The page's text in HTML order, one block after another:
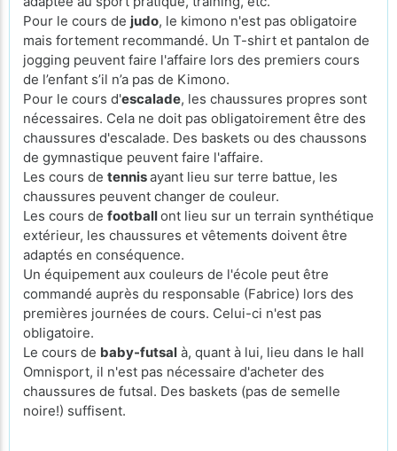
Pour le cours de judo, le kimono n'est pas obligatoire
mais fortement recommandé. Un T-shirt et pantalon de
jogging peuvent faire l'affaire lors des premiers cours
de l’enfant s’il n’a pas de Kimono.
Pour le cours d'escalade, les chaussures propres sont
nécessaires. Cela ne doit pas obligatoirement être des
chaussures d'escalade. Des baskets ou des chaussons
de gymnastique peuvent faire l'affaire.
Les cours de tennisayant lieu sur terre battue, les
chaussures peuvent changer de couleur.
Les cours de footballont lieu sur un terrain synthétique
extérieur, les chaussures et vêtements doivent être
adaptés en conséquence.
Un équipement aux couleurs de l'école peut être
commandé auprès du responsable (Fabrice) lors des
premières journées de cours. Celui-ci n'est pas
obligatoire.
Le cours de baby-futsal à, quant à lui, lieu dans le hall
Omnisport, il n'est pas nécessaire d'acheter des
chaussures de futsal. Des baskets (pas de semelle
noire!) suffisent.